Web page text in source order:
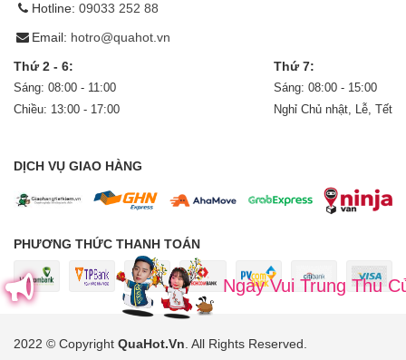
Hotline: 09033 252 88
Email: hotro@quahot.vn
Thứ 2 - 6:
Sáng: 08:00 - 11:00
Chiều: 13:00 - 17:00
Thứ 7:
Sáng: 08:00 - 15:00
Nghỉ Chủ nhật, Lễ, Tết
DỊCH VỤ GIAO HÀNG
PHƯƠNG THỨC THANH TOÁN
2022 © Copyright QuaHot.Vn . All Rights Reserved
Ngày Vui Trung Thu Của